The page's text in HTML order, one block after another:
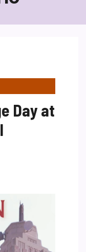
Day at